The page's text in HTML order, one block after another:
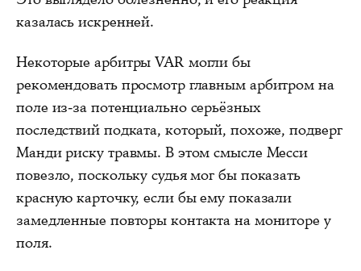
казалась искренней.
Некоторые арбитры VAR могли бы
рекомендовать просмотр главным арбитром на
поле из-за потенциально серьёзных
последствий подката, который, похоже, подверг
Манди риску травмы. В этом смысле Месси
повезло, поскольку судья мог бы показать
красную карточку, если бы ему показали
замедленные повторы контакта на мониторе у
поля.